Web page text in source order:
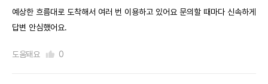
예상한 흐름대로 도착해서 여러 번 이용하고 있어요 문의할 때마다 신속하게
답변 안심했어요.
도움돼요 0